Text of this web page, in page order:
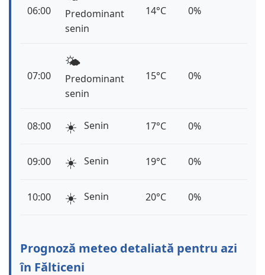
06:00
Predominant
senin
14°C 0%
07:00
🌤️
Predominant
senin
15°C 0%
08:00 ☀️ Senin 17°C 0%
09:00 ☀️ Senin 19°C 0%
10:00 ☀️ Senin 20°C 0%
Prognoză meteo detaliată pentru azi
în Fălticeni